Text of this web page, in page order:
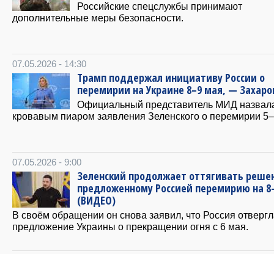
Российские спецслужбы принимают
дополнительные меры безопасности.
07.05.2026 - 14:30
Трамп поддержал инициативу России о
перемирии на Украине 8–9 мая, —
Официальный представитель МИД
кровавым пиаром заявления Зеленского о перемирии
07.05.2026 - 9:00
Зеленский продолжает оттягивать
предложенному Россией перемирию на
(ВИДЕО)
В своём обращении он снова заявил, что Россия
предложение Украины о прекращении огня с 6 мая.